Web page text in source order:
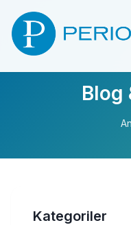
Blog
Kategoriler